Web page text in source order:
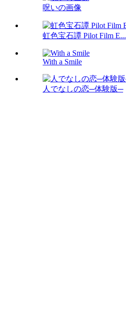
呪いの画像
虹色宝石譚 Pilot Film E...
With a Smile
人でなしの恋─体験版─